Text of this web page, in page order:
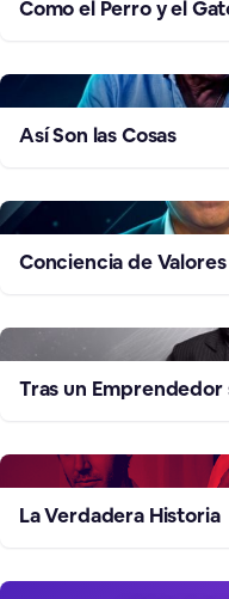
Como el Perro y el
Así Son las Cosas
Conciencia de Valores
Tras un Emprendedor
La Verdadera Historia